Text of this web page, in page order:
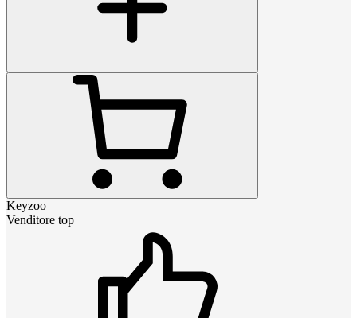
Keyzoo
Venditore top